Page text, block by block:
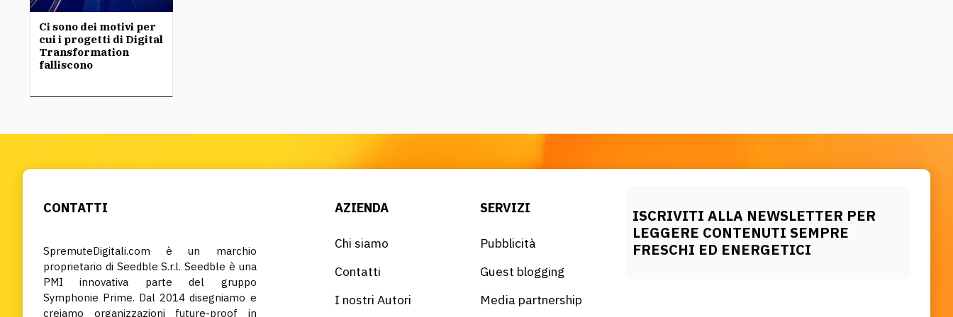
Ci sono dei motivi per
cui i progetti di Digital
Transformation
falliscono
CONTATTI
SpremuteDigitali.com è un marchio
proprietario di Seedble S.r.l. Seedble è una
PMI innovativa parte del gruppo
Symphonie Prime. Dal 2014 disegniamo e
creiamo organizzazioni future-proof in
AZIENDA
Chi siamo
Contatti
I nostri Autori
SERVIZI
Pubblicità
Guest blogging
Media partnership
ISCRIVITI ALLA NEWSLETTER PER
LEGGERE CONTENUTI SEMPRE
FRESCHI ED ENERGETICI